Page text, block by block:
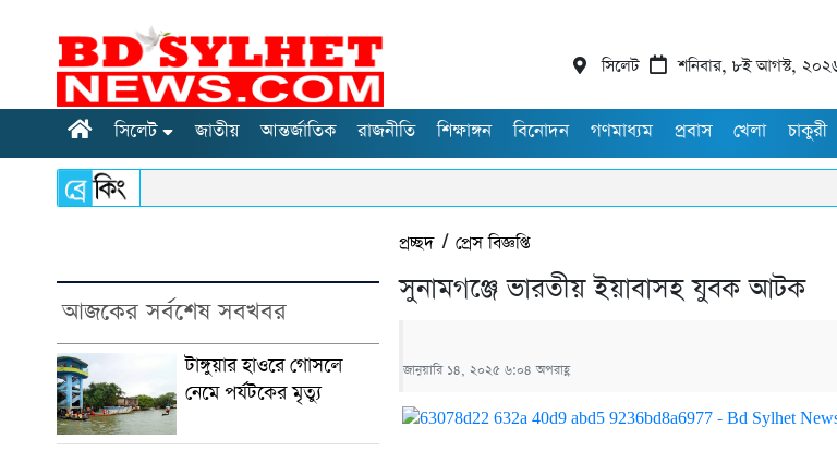
সিলেট শনিবার, ৮ই আগস্ট, ২০২৬
সিলেট জাতীয় আন্তর্জাতিক রাজনীতি শিক্ষাঙ্গন বিনোদন গণমাধ্যম প্রবাস খেলা চাকুরী
আজকের সর্বশেষ সবখবর
টাঙ্গুয়ার হাওরে গোসলে
নেমে পর্যটকের মৃত্যু
প্রচ্ছদ/প্রেস বিজ্ঞপ্তি
সুনামগঞ্জে ভারতীয় ইয়াবাসহ যুবক আটক
জানুয়ারি ১৪, ২০২৫ ৬:০৪ অপরাহ্ণ